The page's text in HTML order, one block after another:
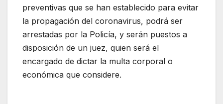
preventivas que se han establecido para evitar
la propagación del coronavirus, podrá ser
arrestadas por la Policía, y serán puestos a
disposición de un juez, quien será el
encargado de dictar la multa corporal o
económica que considere.